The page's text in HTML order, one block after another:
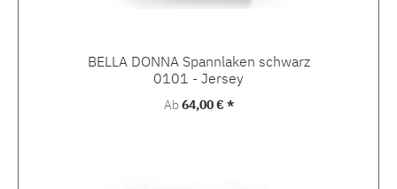
BELLA DONNA Spannlaken schwarz
0101 - Jersey
Regulärer Preis:
Ab64,00 € *